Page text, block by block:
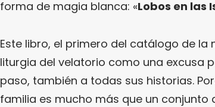
forma de magia blanca: «Lobos en las
Este libro, el primero del catálogo de la
liturgia del velatorio como una excusa
paso, también a todas sus historias.
familia es mucho más que un conjunto